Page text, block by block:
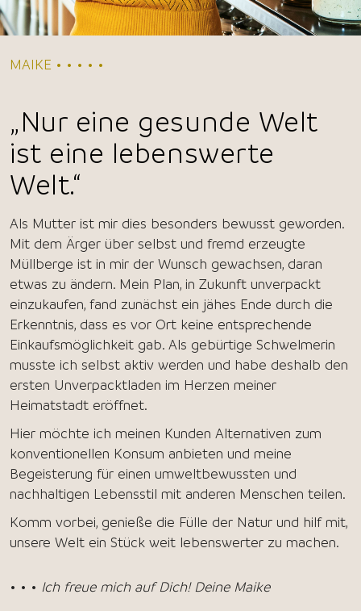
MAIKE • • • • •
„Nur eine gesunde Welt
ist eine lebenswerte
Welt.“
Als Mutter ist mir dies besonders bewusst geworden.
Mit dem Ärger über selbst und fremd erzeugte
Müllberge ist in mir der Wunsch gewachsen, daran
etwas zu ändern. Mein Plan, in Zukunft unverpackt
einzukaufen, fand zunächst ein jähes Ende durch die
Erkenntnis, dass es vor Ort keine entsprechende
Einkaufsmöglichkeit gab. Als gebürtige Schwelmerin
musste ich selbst aktiv werden und habe deshalb den
ersten Unverpacktladen im Herzen meiner
Heimatstadt eröffnet.
Hier möchte ich meinen Kunden Alternativen zum
konventionellen Konsum anbieten und meine
Begeisterung für einen umweltbewussten und
nachhaltigen Lebensstil mit anderen Menschen teilen.
Komm vorbei, genieße die Fülle der Natur und hilf mit,
unsere Welt ein Stück weit lebenswerter zu machen.
• • • Ich freue mich auf Dich! Deine Maike